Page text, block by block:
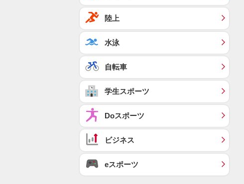
陸上
水泳
自転車
学生スポーツ
Doスポーツ
ビジネス
eスポーツ